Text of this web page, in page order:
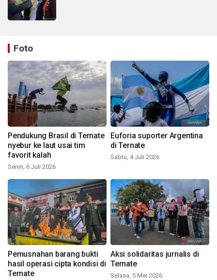
Foto
Pendukung Brasil di Ternate
nyebur ke laut usai tim
favorit kalah
Senin, 6 Juli 2026
Euforia suporter Argentina
di Ternate
Sabtu, 4 Juli 2026
Pemusnahan barang bukti
hasil operasi cipta kondisi di
Ternate
Aksi solidaritas jurnalis di
Ternate
Selasa, 5 Mei 2026